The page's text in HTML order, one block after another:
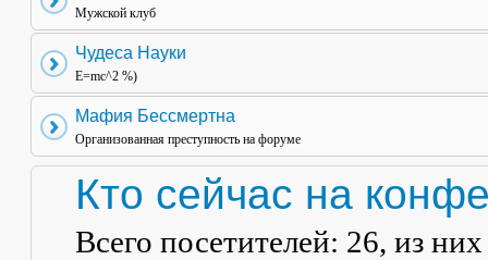
Мужской клуб
Чудеса Науки
E=mc^2 %)
Мафия Бессмертна
Организованная преступность на форуме
Кто сейчас на
Всего посетителей: 26, из